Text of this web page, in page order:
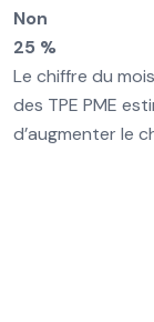
Non
25 %
Le chiffre du mois
des TPE PME
d’augmenter le